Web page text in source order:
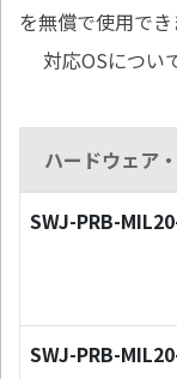
を無償で使用でき
対応OSについ
ハードウェア
SWJ-PRB-
SWJ-PRB-